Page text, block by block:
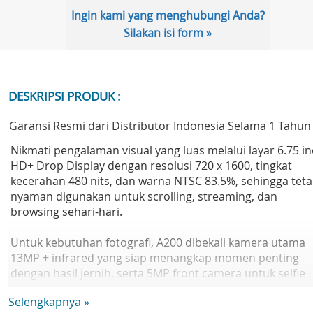
Ingin kami yang menghubungi Anda?
Silakan isi form »
DESKRIPSI PRODUK :
Garansi Resmi dari Distributor Indonesia Selama 1 Tahun
Nikmati pengalaman visual yang luas melalui layar 6.75
HD+ Drop Display dengan resolusi 720 x 1600, tingkat
kecerahan 480 nits, dan warna NTSC 83.5%, sehingga
nyaman digunakan untuk scrolling, streaming, dan
browsing sehari-hari.
Untuk kebutuhan fotografi, A200 dibekali kamera utama
13MP + infrared yang siap menangkap momen penting
dengan hasil jernih, serta 5MP front camera untuk selfie
Selengkapnya »